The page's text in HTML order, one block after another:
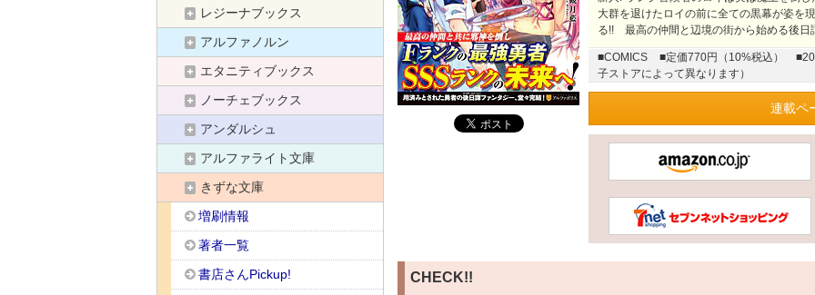
大群を退けたロイの前に全ての黒幕が姿を
る!! 最高の仲間と辺境の街から始める後日
■COMICS ■定価770円（10%税込）
子ストアによって異なります）
連載ペ
CHECK!!
レジーナブックス
アルファノルン
エタニティブックス
ノーチェブックス
アンダルシュ
アルファライト文庫
きずな文庫
増刷情報
著者一覧
書店さんPickup!